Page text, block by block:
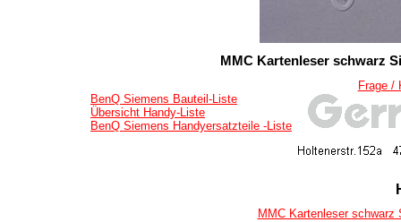
MMC Kartenleser schwarz
Frage /
BenQ Siemens Bauteil-Liste
Übersicht Handy-Liste
BenQ Siemens Handyersatzteile -Liste
MMC Kartenleser schwarz